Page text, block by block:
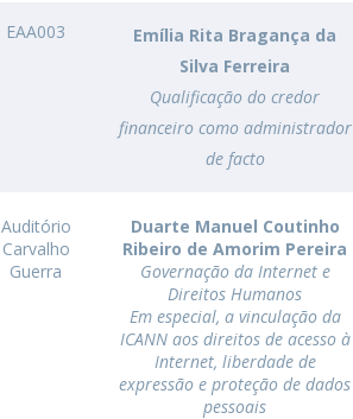
EAA003
Emília Rita Bragança da
Silva Ferreira
Qualificação do credor
financeiro como administrador
de facto
Auditório
Carvalho
Guerra
Duarte Manuel Coutinho
Ribeiro de Amorim Pereira
Governação da Internet e
Direitos Humanos
Em especial, a vinculação da
ICANN aos direitos de acesso à
Internet, liberdade de
expressão e proteção de dados
pessoais